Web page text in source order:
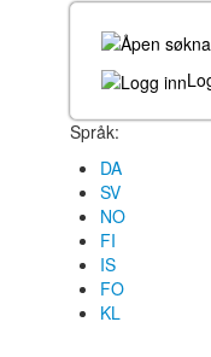
Språk:
DA
SV
NO
FI
IS
FO
KL